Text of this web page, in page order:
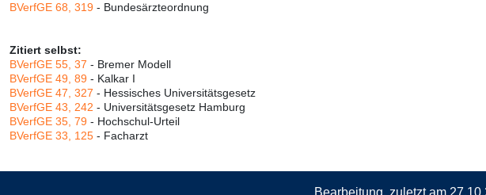
BVerfGE 68, 319 - Bundesärzteordnung
Zitiert selbst:
BVerfGE 55, 37 - Bremer Modell
BVerfGE 49, 89 - Kalkar I
BVerfGE 47, 327 - Hessisches Universitätsgesetz
BVerfGE 43, 242 - Universitätsgesetz Hamburg
BVerfGE 35, 79 - Hochschul-Urteil
BVerfGE 33, 125 - Facharzt
Bearbeitung, zuletzt am